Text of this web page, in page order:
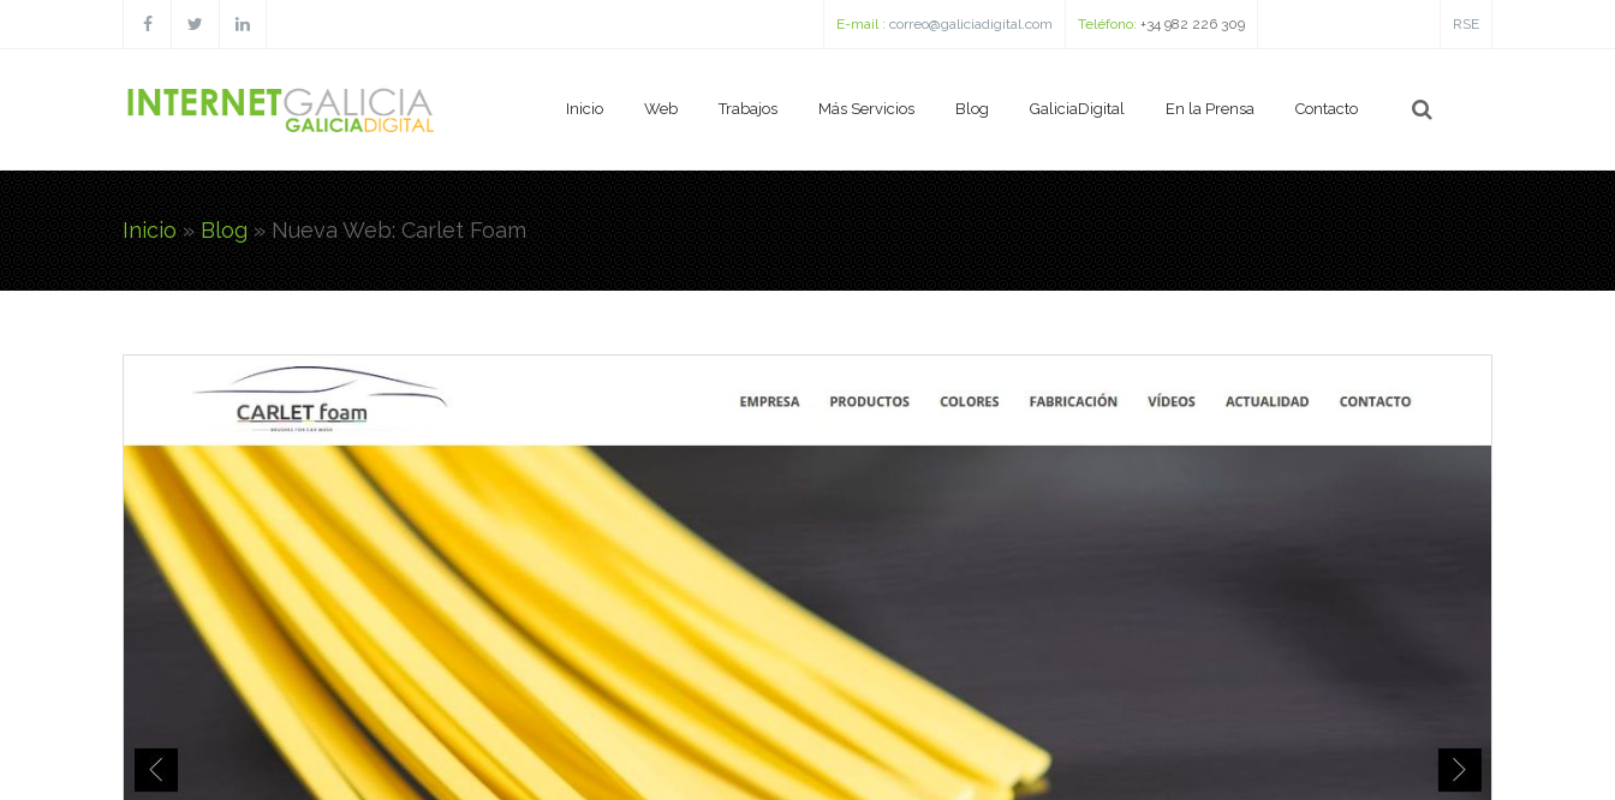
Pasar al contenido principal E-mail : correo@galiciadigital.com Teléfono: +34 982 226 309 RSE
Inicio Web Trabajos Más Servicios Blog GaliciaDigital En la Prensa Contacto
Usted está aquí
Inicio » Blog » Nueva Web: Carlet Foam